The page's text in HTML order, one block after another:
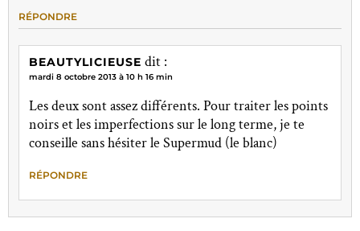
RÉPONDRE
BEAUTYLICIEUSE dit :
mardi 8 octobre 2013 à 10 h 16 min
Les deux sont assez différents. Pour traiter les points
noirs et les imperfections sur le long terme, je te
conseille sans hésiter le Supermud (le blanc)
RÉPONDRE